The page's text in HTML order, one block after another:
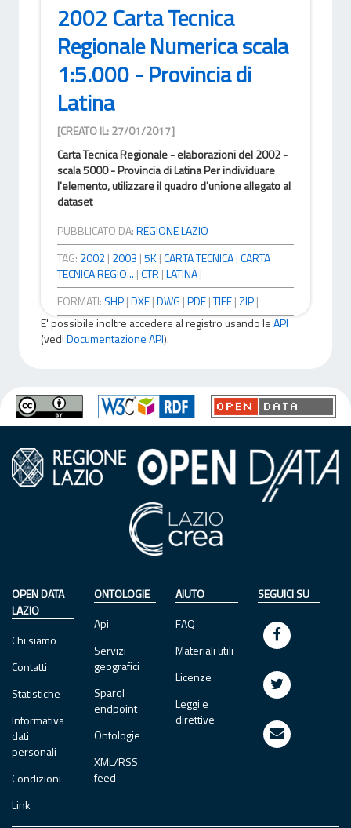
2002 Carta Tecnica
Regionale Numerica scala
1:5.000 - Provincia di
Latina
[CREATO IL: 27/01/2017]
Carta Tecnica Regionale - elaborazioni del 2002 -
scala 5000 - Provincia di Latina Per individuare
l'elemento, utilizzare il quadro d'unione allegato al
dataset
PUBBLICATO DA:REGIONE LAZIO
TAG: 2002| 2003 |5K|CARTA TECNICA|CARTA
TECNICA REGIO... |CTR |LATINA|
FORMATI: SHP|DXF|DWG |PDF|TIFF|ZIP|
E' possibile inoltre accedere al registro usando leAPI
(vediDocumentazione API).
OPEN DATA
LAZIO
Chi siamo
Contatti
Statistiche
Informativa
dati
personali
Condizioni
Link
ONTOLOGIE
Api
Servizi
geografici
Sparql
endpoint
Ontologie
XML/RSS
feed
AIUTO
FAQ
Materiali utili
Licenze
Leggi e
direttive
SEGUICI SU